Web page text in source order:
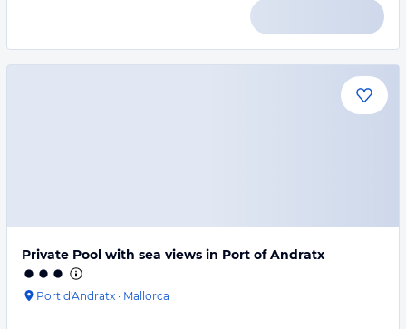
Private Pool with sea views in Port of Andratx
Port d'Andratx · Mallorca